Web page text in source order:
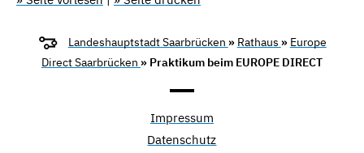
Landeshauptstadt Saarbrücken » Rathaus » Europe
Direct Saarbrücken » Praktikum beim EUROPE DIRECT
Impressum
Datenschutz